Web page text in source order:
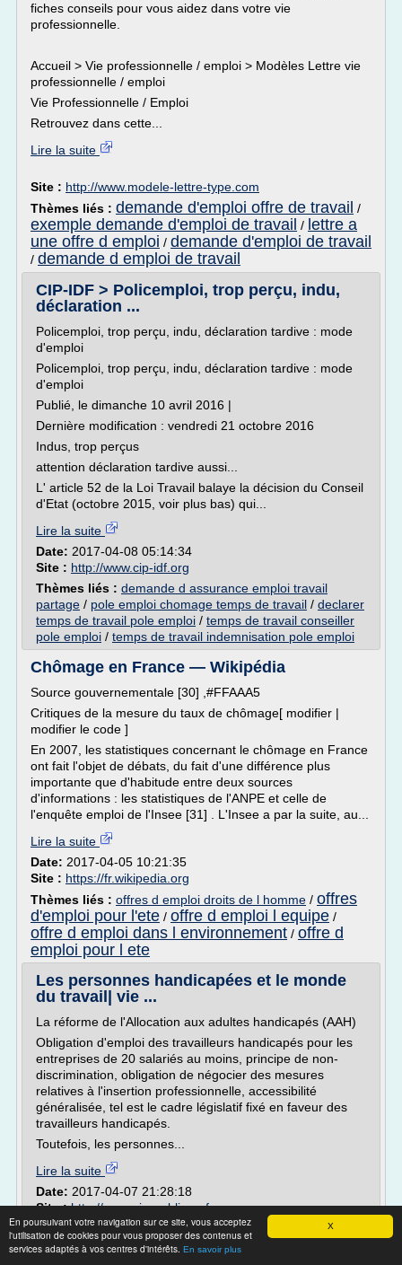
X
En poursuivant votre navigation sur ce site, vous acceptez
l'utilisation de cookies pour vous proposer des contenus et
services adaptés à vos centres d'intérêts. En savoir plus
fiches conseils pour vous aidez dans votre vie
professionnelle.
Accueil > Vie professionnelle / emploi > Modèles Lettre vie
professionnelle / emploi
Vie Professionnelle / Emploi
Retrouvez dans cette...
Lire la suite
Site : http://www.modele-lettre-type.com
Thèmes liés : demande d'emploi offre de travail /
exemple demande d'emploi de travail / lettre a
une offre d emploi / demande d'emploi de travail
/ demande d emploi de travail
CIP-IDF > Policemploi, trop perçu, indu,
déclaration ...
Policemploi, trop perçu, indu, déclaration tardive : mode
d'emploi
Policemploi, trop perçu, indu, déclaration tardive : mode
d'emploi
Publié, le dimanche 10 avril 2016 |
Dernière modification : vendredi 21 octobre 2016
Indus, trop perçus
attention déclaration tardive aussi...
L' article 52 de la Loi Travail balaye la décision du Conseil
d'Etat (octobre 2015, voir plus bas) qui...
Lire la suite
Date: 2017-04-08 05:14:34
Site : http://www.cip-idf.org
Thèmes liés : demande d assurance emploi travail
partage / pole emploi chomage temps de travail / declarer
temps de travail pole emploi / temps de travail conseiller
pole emploi / temps de travail indemnisation pole emploi
Chômage en France — Wikipédia
Source gouvernementale [30] ,#FFAAA5
Critiques de la mesure du taux de chômage[ modifier |
modifier le code ]
En 2007, les statistiques concernant le chômage en France
ont fait l'objet de débats, du fait d'une différence plus
importante que d'habitude entre deux sources
d'informations : les statistiques de l'ANPE et celle de
l'enquête emploi de l'Insee [31] . L'Insee a par la suite, au...
Lire la suite
Date: 2017-04-05 10:21:35
Site : https://fr.wikipedia.org
Thèmes liés : offres d emploi droits de l homme / offres
d'emploi pour l'ete / offre d emploi l equipe /
offre d emploi dans l environnement / offre d
emploi pour l ete
Les personnes handicapées et le monde
du travail| vie ...
La réforme de l'Allocation aux adultes handicapés (AAH)
Obligation d'emploi des travailleurs handicapés pour les
entreprises de 20 salariés au moins, principe de non-
discrimination, obligation de négocier des mesures
relatives à l'insertion professionnelle, accessibilité
généralisée, tel est le cadre législatif fixé en faveur des
travailleurs handicapés.
Toutefois, les personnes...
Lire la suite
Date: 2017-04-07 21:28:18
Site :http://www.vie-publique.fr
Thèmes liés :demande d'emploi travailleur handicape
politiques du marche du travail et service public de